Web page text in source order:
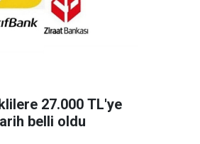
27.000 TL'ye
belli oldu